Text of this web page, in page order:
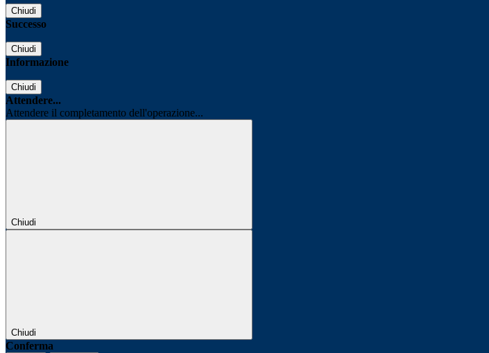
Chiudi
Successo
Chiudi
Informazione
Chiudi
Attendere...
Attendere il completamento dell'operazione...
Chiudi
Chiudi
Conferma